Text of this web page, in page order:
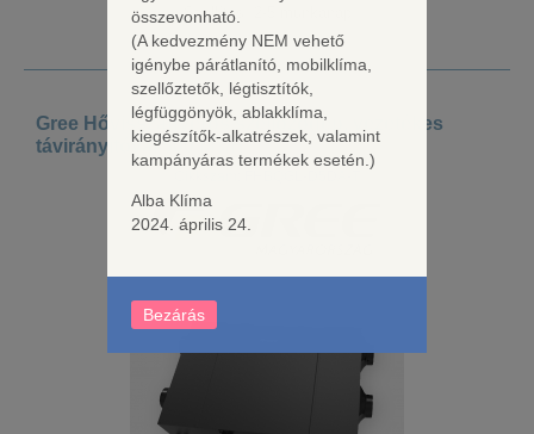
Szállítás: 2-5 munkanap
Gree Hővisszanyerős szellőzőgép, vezetékes
távirányítóval 500 M3/H
összevonható.
(A kedvezmény NEM vehető
igénybe párátlanító, mobilklíma,
szellőztetők, légtisztítók,
légfüggönyök, ablakklíma,
kiegészítők-alkatrészek, valamint
kampányáras termékek esetén.)
Alba Klíma
2024. április 24.
Bezárás